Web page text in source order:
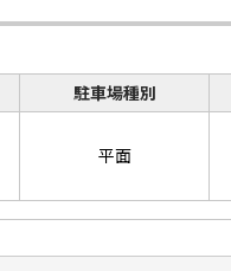
駐車場種別
平面